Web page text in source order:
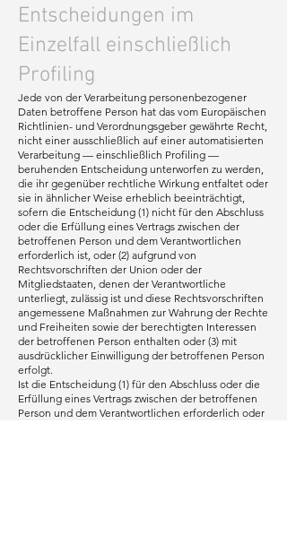
Entscheidungen im
Einzelfall einschließlich
Profiling
Jede von der Verarbeitung personenbezogener
Daten betroffene Person hat das vom Europäischen
Richtlinien- und Verordnungsgeber gewährte Recht,
nicht einer ausschließlich auf einer automatisierten
Verarbeitung — einschließlich Profiling —
beruhenden Entscheidung unterworfen zu werden,
die ihr gegenüber rechtliche Wirkung entfaltet oder
sie in ähnlicher Weise erheblich beeinträchtigt,
sofern die Entscheidung (1) nicht für den Abschluss
oder die Erfüllung eines Vertrags zwischen der
betroffenen Person und dem Verantwortlichen
erforderlich ist, oder (2) aufgrund von
Rechtsvorschriften der Union oder der
Mitgliedstaaten, denen der Verantwortliche
unterliegt, zulässig ist und diese Rechtsvorschriften
angemessene Maßnahmen zur Wahrung der Rechte
und Freiheiten sowie der berechtigten Interessen
der betroffenen Person enthalten oder (3) mit
ausdrücklicher Einwilligung der betroffenen Person
erfolgt.
Ist die Entscheidung (1) für den Abschluss oder die
Erfüllung eines Vertrags zwischen der betroffenen
Person und dem Verantwortlichen erforderlich oder